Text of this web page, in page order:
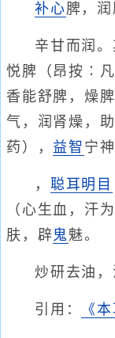
补心脾，润
辛甘而润
悦脾（昂按∶凡
香能舒脾，燥
气，润肾燥，
药）， 益智 宁
， 聪耳明目
（心生血，汗
肤，辟鬼魅。
炒研去油
引用： 《